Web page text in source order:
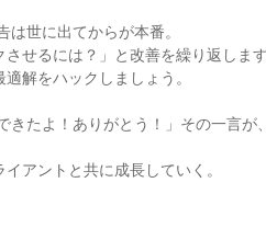
世に出てからが本番。
せるには？」と改善を繰り返します
解をハックしましょう。
たよ！ありがとう！」その一言が
アントと共に成長していく。